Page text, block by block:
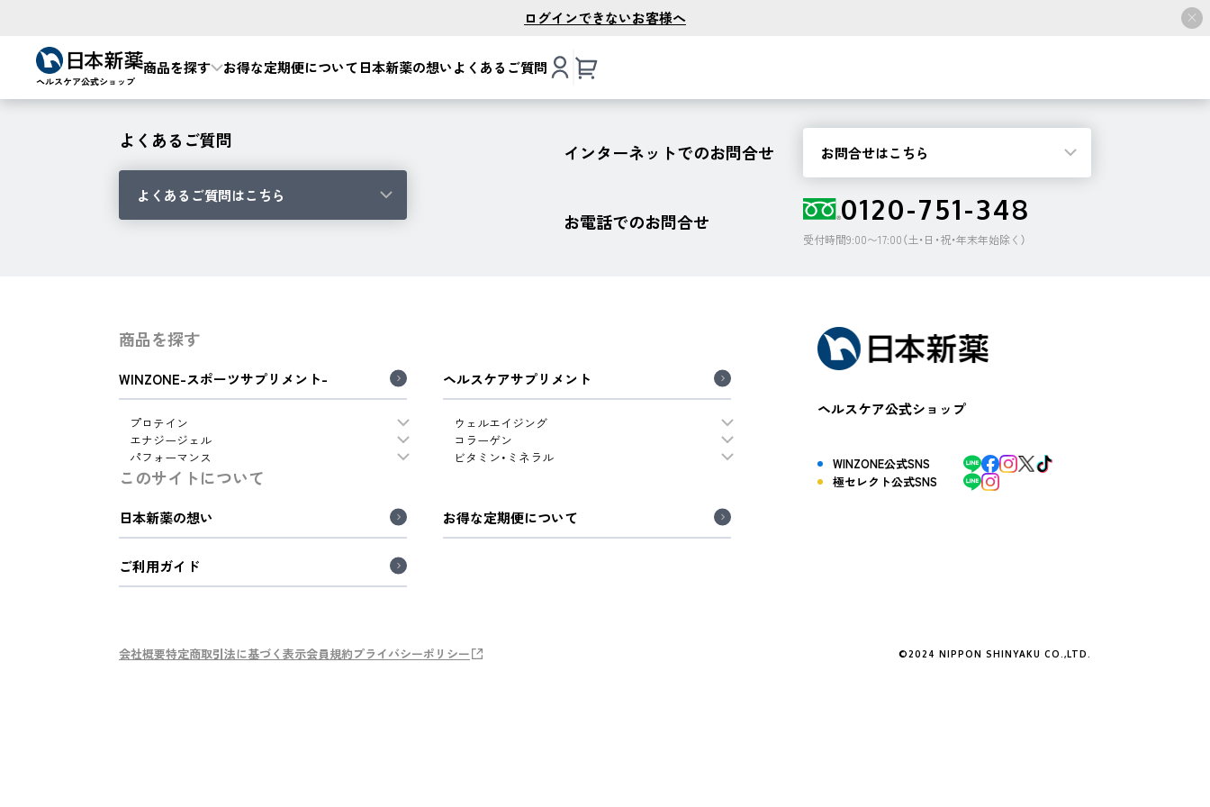
ログインできないお客様へ
商品を探す お得な定期便について日本新薬の想いよくあるご質問
よくあるご質問
よくあるご質問はこちら
インターネットでのお問合せ お問合せはこちら
お電話でのお問合せ 0120-751-348
受付時間9:00〜17:00（土・日・祝・年末年始除く）
商品を探す
WINZONE-スポーツサプリメント-
プロテイン
エナジージェル
パフォーマンス
ヘルスケアサプリメント
ウェルエイジング
コラーゲン
ビタミン・ミネラル
このサイトについて
日本新薬の想い お得な定期便について
ご利用ガイド
ヘルスケア公式ショップ
WINZONE公式SNS
極セレクト公式SNS
会社概要特定商取引法に基づく表示会員規約プライバシーポリシー ©2024 NIPPON SHINYAKU CO.,LTD.